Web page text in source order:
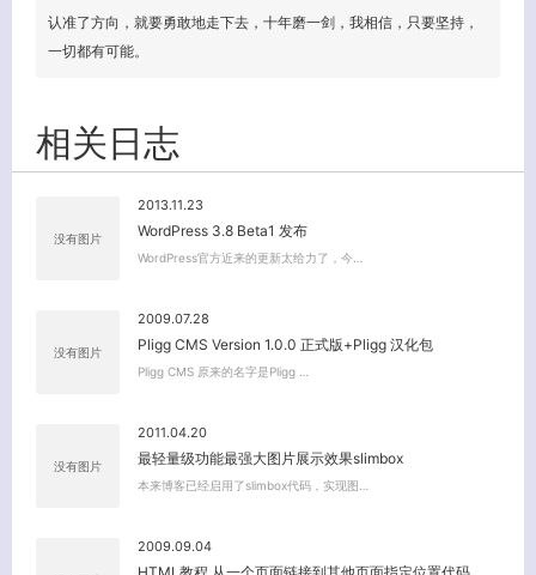
认准了方向，就要勇敢地走下去，十年磨一剑，我相信，只要坚持，
一切都有可能。
相关日志
没有图片
2013.11.23
WordPress 3.8 Beta1 发布
WordPress官方近来的更新太给力了，今…
没有图片
2009.07.28
Pligg CMS Version 1.0.0 正式版+Pligg 汉化包
Pligg CMS 原来的名字是Pligg …
没有图片
2011.04.20
最轻量级功能最强大图片展示效果slimbox
本来博客已经启用了slimbox代码，实现图…
2009.09.04